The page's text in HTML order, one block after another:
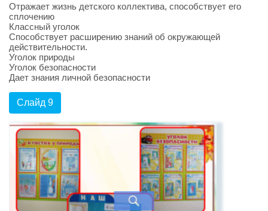
Отражает жизнь детского коллектива, способствует его
сплочению
Классный уголок
Способствует расширению знаний об окружающей
действительности.
Уголок природы
Уголок безопасности
Дает знания личной безопасности
Слайд 9